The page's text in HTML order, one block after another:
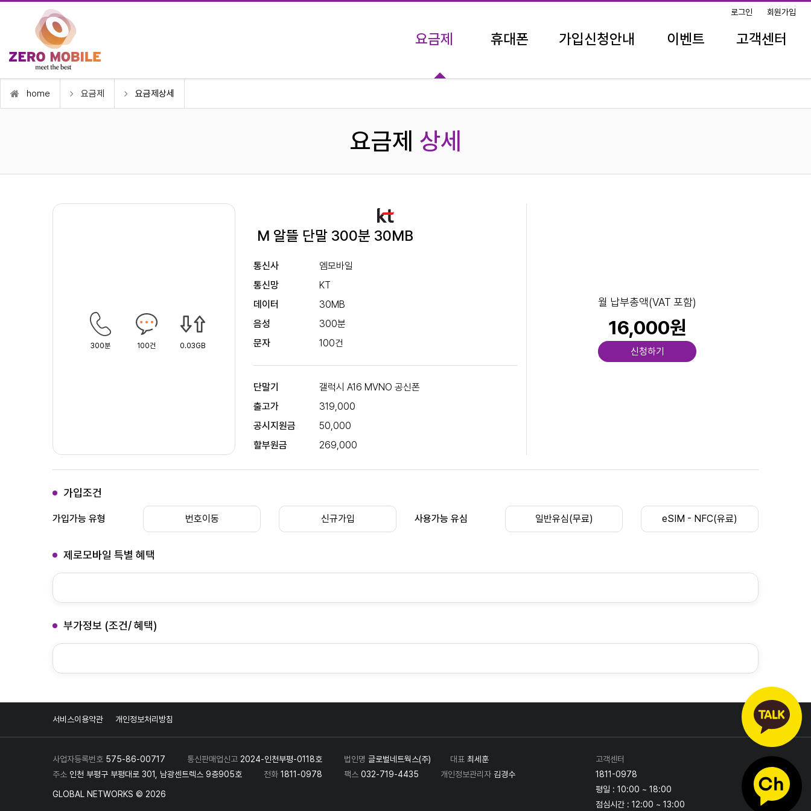
로그인 회원가입
요금제 휴대폰 가입신청안내 이벤트 고객센터
home 요금제 요금제상세
요금제 상세
300분 100건 0.03GB
M 알뜰 단말 300분 30MB
통신사
엠모바일
통신망
KT
데이터
30MB
음성
300분
문자
100건
단말기
갤럭시 A16 MVNO 공신폰
출고가
319,000
공시지원금
50,000
할부원금
269,000
월 납부총액(VAT 포함)
16,000원
신청하기
가입조건
가입가능 유형 번호이동 신규가입 사용가능 유심 일반유심(무료) eSIM - NFC(유료)
제로모바일 특별 혜택
부가정보 (조건/ 혜택)
서비스이용약관 개인정보처리방침
사업자등록번호 575-86-00717 통신판매업신고 2024-인천부평-0118호 법인명 글로벌네트웍스(주) 대표 최세훈
주소 인천 부평구 부평대로 301, 남광센트렉스 9층905호 전화 1811-0978 팩스 032-719-4435 개인정보관리자 김경수
GLOBAL NETWORKS © 2026
고객센터
1811-0978
평일 : 10:00 ~ 18:00
점심시간 : 12:00 ~ 13:00